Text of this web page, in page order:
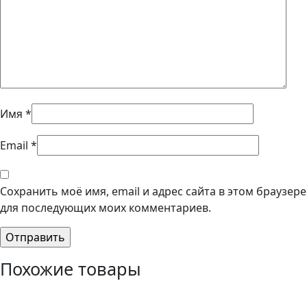
Имя *
Email *
Сохранить моё имя, email и адрес сайта в этом браузере
для последующих моих комментариев.
Похожие товары